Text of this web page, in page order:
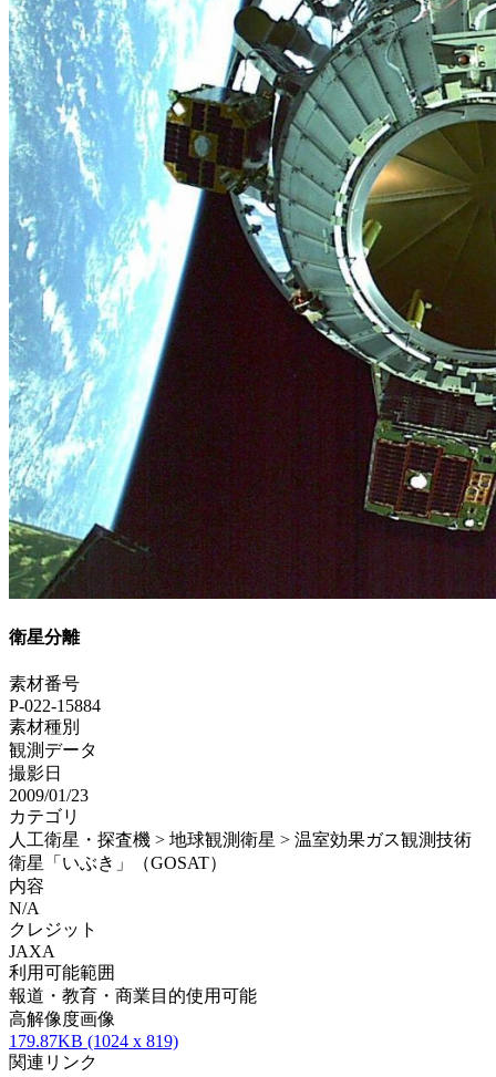
衛星分離
素材番号
P-022-15884
素材種別
観測データ
撮影日
2009/01/23
カテゴリ
人工衛星・探査機 > 地球観測衛星 > 温室効果ガス観測技術
衛星「いぶき」（GOSAT）
内容
N/A
クレジット
JAXA
利用可能範囲
報道・教育・商業目的使用可能
高解像度画像
179.87KB (1024 x 819)
関連リンク